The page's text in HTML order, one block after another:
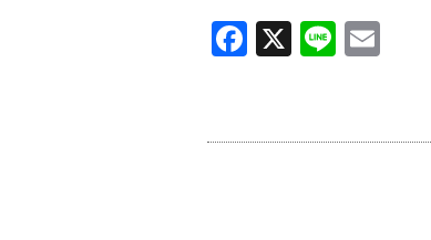
Facebook
X Line